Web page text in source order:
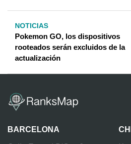
NOTICIAS
Pokemon GO, los dispositivos
rooteados serán excluidos de la
actualización
BARCELONA